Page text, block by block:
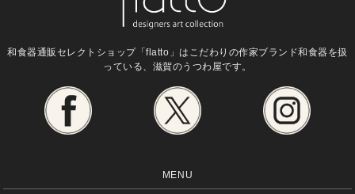
和食器通販セレクトショップ「flatto」は こだわりの作家ブランド和食器を扱
っている、滋賀のうつわ屋です。
MENU